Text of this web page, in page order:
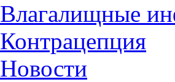
Влагалищные
Контрацепция
Новости